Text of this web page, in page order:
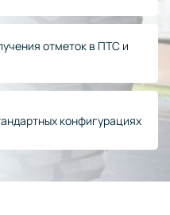
отметок в ПТС и
конфигурациях